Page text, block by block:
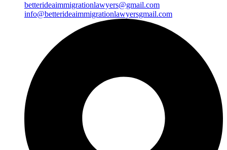
betterideaimmigrationlawyers@gmail.com
info@betterideaimmigrationlawyersgmail.com